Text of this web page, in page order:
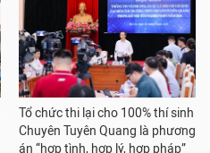
Tổ chức thi lại cho 100% thí sinh
Chuyên Tuyên Quang là phương
án “hợp tình, hợp lý, hợp pháp”